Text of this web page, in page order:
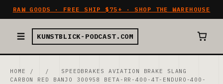
RAW GOODS · FREE SHIP $75+ · SHOP THE WAREHOUSE
KUNSTBLICK-PODCAST.COM
HOME / /
SPEEDBRAKES AVIATION BRAKE SLANG
CARBON RED BANJO 300958 BETA-RR-400-4T-ENDURO-400-